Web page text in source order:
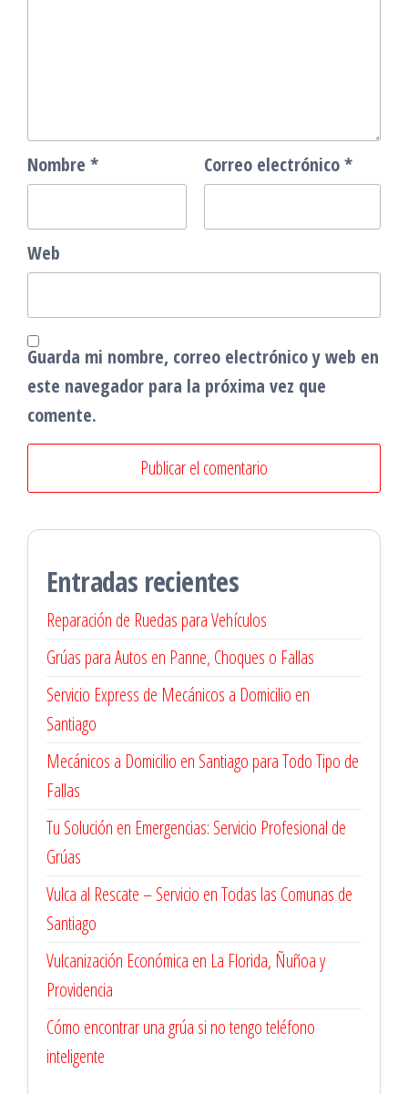
Nombre * Correo electrónico*
Web
Guarda mi nombre, correo electrónico y web en
este navegador para la próxima vez que
comente.
Entradas recientes
Reparación de Ruedas para Vehículos
Grúas para Autos en Panne, Choques o Fallas
Servicio Express de Mecánicos a Domicilio en
Santiago
Mecánicos a Domicilio en Santiago para Todo Tipo de
Fallas
Tu Solución en Emergencias: Servicio Profesional de
Grúas
Vulca al Rescate – Servicio en Todas las Comunas de
Santiago
Vulcanización Económica en La Florida, Ñuñoa y
Providencia
Cómo encontrar una grúa si no tengo teléfono
inteligente